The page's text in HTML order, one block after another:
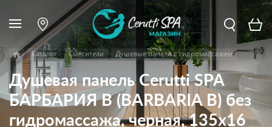
Каталог Смесители Душевые панели с гидромассажем
Душевая панель Cerutti SPA
БАРБАРИЯ B (BARBARIA B) без
гидромассажа, черная, 135х16